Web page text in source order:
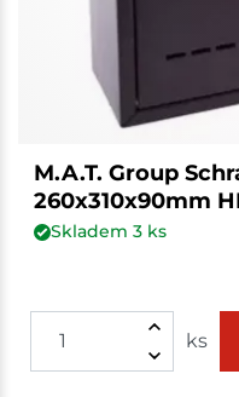
M.A.T. Group
260x310x90mm
Skladem 3ks
ks